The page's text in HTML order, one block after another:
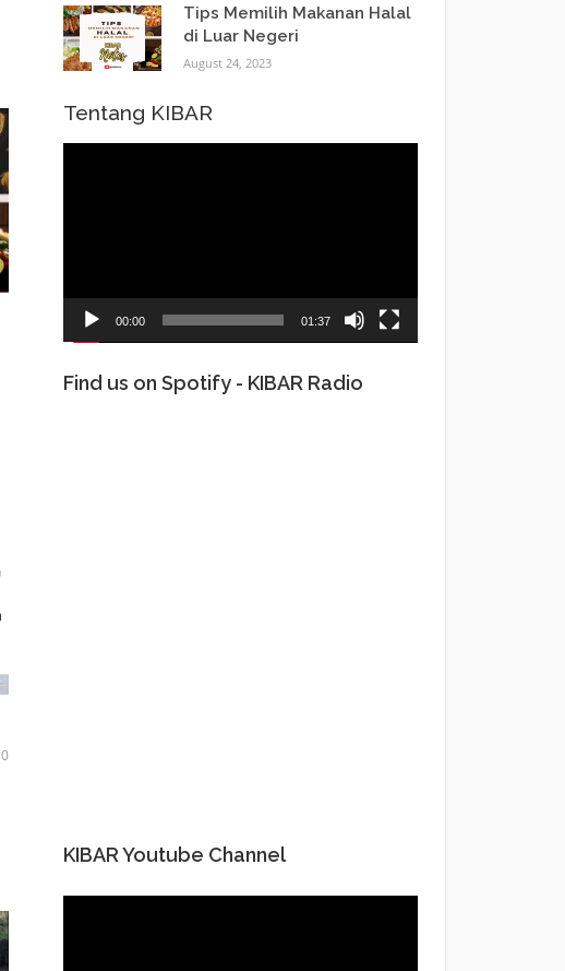
0
Tips Memilih Makanan Halal
di Luar Negeri
August 24, 2023
Tentang KIBAR
00:00 01:37
Find us on Spotify - KIBAR Radio
KIBAR Youtube Channel